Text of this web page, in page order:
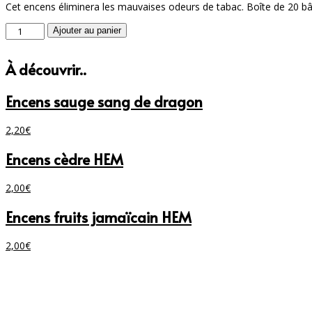
Cet encens éliminera les mauvaises odeurs de tabac. Boîte de 20
quantité
de
anti-
HEM
Ajouter au panier
À découvrir..
Encens sauge sang de dragon
2,20€
Encens cèdre HEM
2,00€
Encens fruits jamaïcain HEM
2,00€